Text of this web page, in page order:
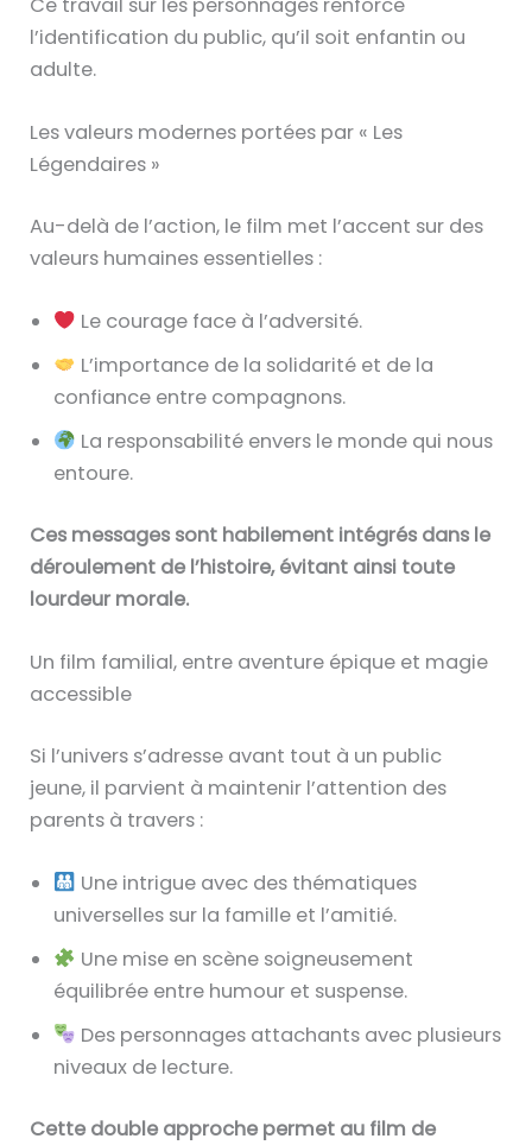
Ce travail sur les personnages renforce
l’identification du public, qu’il soit enfantin ou
adulte.
Les valeurs modernes portées par « Les
Légendaires »
Au-delà de l’action, le film met l’accent sur des
valeurs humaines essentielles :
Le courage face à l’adversité.
L’importance de la solidarité et de la
confiance entre compagnons.
La responsabilité envers le monde qui nous
entoure.
Ces messages sont habilement intégrés dans le
déroulement de l’histoire, évitant ainsi toute
lourdeur morale.
Un film familial, entre aventure épique et magie
accessible
Si l’univers s’adresse avant tout à un public
jeune, il parvient à maintenir l’attention des
parents à travers :
Une intrigue avec des thématiques
universelles sur la famille et l’amitié.
Une mise en scène soigneusement
équilibrée entre humour et suspense.
Des personnages attachants avec plusieurs
niveaux de lecture.
Cette double approche permet au film de